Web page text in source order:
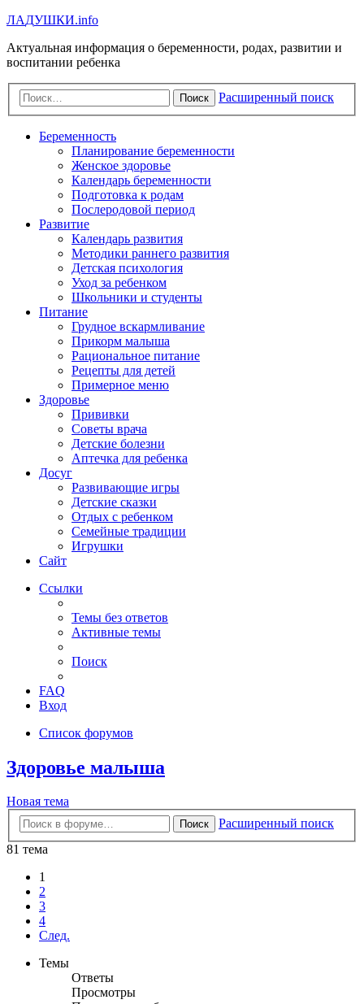
ЛАДУШКИ.info
Актуальная информация о беременности, родах, развитии и
воспитании ребенка
Поиск Расширенный поиск
Беременность
Планирование беременности
Женское здоровье
Календарь беременности
Подготовка к родам
Послеродовой период
Развитие
Календарь развития
Методики раннего развития
Детская психология
Уход за ребенком
Школьники и студенты
Питание
Грудное вскармливание
Прикорм малыша
Рациональное питание
Рецепты для детей
Примерное меню
Здоровье
Прививки
Советы врача
Детские болезни
Аптечка для ребенка
Досуг
Развивающие игры
Детские сказки
Отдых с ребенком
Семейные традиции
Игрушки
Сайт
Ссылки
Темы без ответов
Активные темы
Поиск
FAQ
Вход
Список форумов
Здоровье малыша
Новая тема
Поиск
Расширенный поиск
81 тема
1
2
3
4
След.
Темы
Ответы
Просмотры